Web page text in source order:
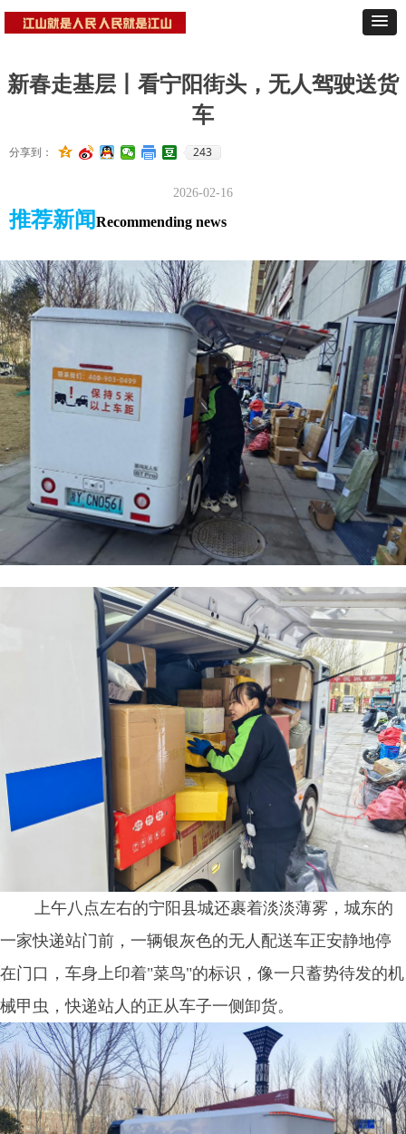
新春走基层丨看宁阳街头，无人驾驶送货
车
上午八点左右的宁阳县城还裹着淡淡薄雾，城东的
一家快递站门前，一辆银灰色的无人配送车正安静地停
在门口，车身上印着"菜鸟"的标识，像一只蓄势待发的机
械甲虫，快递站人的正从车子一侧卸货。
2026-02-16
推荐新闻 Recommending news
分享到： 243